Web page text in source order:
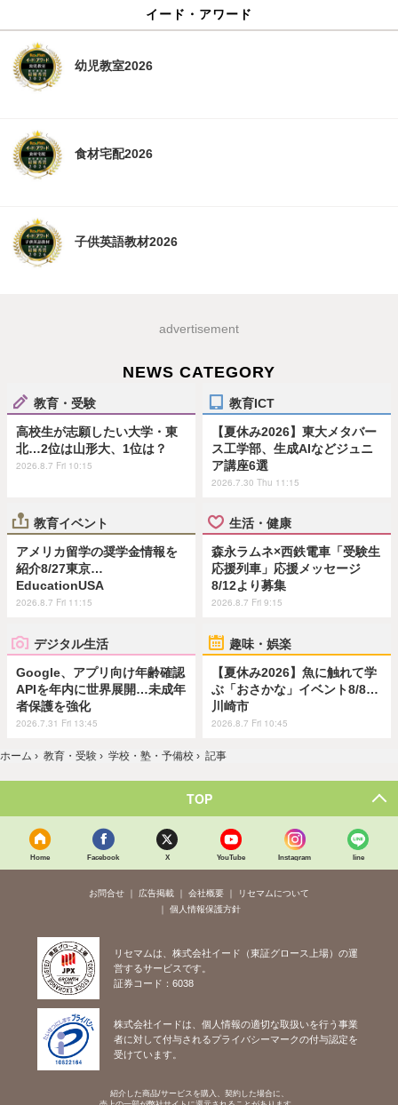
イード・アワード
幼児教室2026
食材宅配2026
子供英語教材2026
advertisement
NEWS CATEGORY
教育・受験
高校生が志願したい大学・東
北…2位は山形大、1位は？
2026.8.7 Fri 10:15
教育ICT
【夏休み2026】東大メタバー
ス工学部、生成AIなどジュニ
ア講座6選
2026.7.30 Thu 11:15
教育イベント
アメリカ留学の奨学金情報を
紹介8/27東京…
EducationUSA
2026.8.7 Fri 11:15
生活・健康
森永ラムネ×西鉄電車「受験生
応援列車」応援メッセージ
8/12より募集
2026.8.7 Fri 9:15
デジタル生活
Google、アプリ向け年齢確認
APIを年内に世界展開…未成年
者保護を強化
2026.7.31 Fri 13:45
趣味・娯楽
【夏休み2026】魚に触れて学
ぶ「おさかな」イベント8/8…
川崎市
2026.8.7 Fri 10:45
ホーム › 教育・受験 › 学校・塾・予備校 › 記事
TOP
Home Facebook X YouTube Instagram line
お問合せ 広告掲載 会社概要
リセマムについて
個人情報保護方針
リセマムは、株式会社イード（東証グロース上場）の運
営するサービスです。
証券コード：6038
株式会社イードは、個人情報の適切な取扱いを行う事業
者に対して付与されるプライバシーマークの付与認定を
受けています。
紹介した商品/サービスを購入、契約した場合に、